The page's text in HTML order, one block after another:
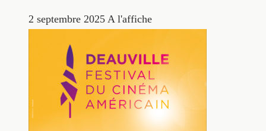
2 septembre 2025 A l'affiche